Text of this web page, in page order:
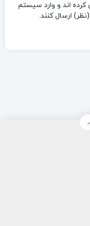
اند و وارد سیستم
ارسال کنند.